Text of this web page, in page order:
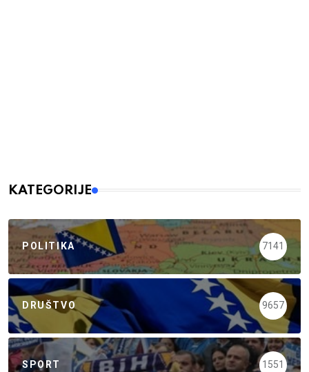
KATEGORIJE
POLITIKA 7141
DRUŠTVO 9657
SPORT 1551